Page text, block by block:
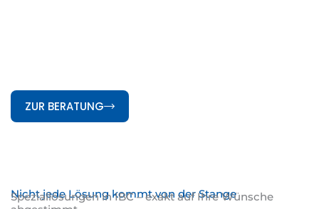
ZUR BERATUNG
Nicht jede Lösung kommt von der Stange
Speziallösungen in IBC – exakt auf Ihre Wünsche